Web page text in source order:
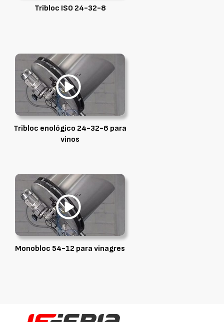
Tribloc ISO 24-32-8
Tribloc enológico 24-32-6 para
vinos
Monobloc 54-12 para vinagres